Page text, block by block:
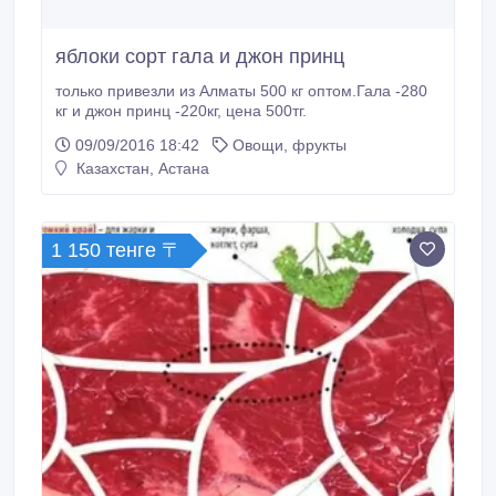
яблоки сорт гала и джон принц
только привезли из Алматы 500 кг оптом.Гала -280
кг и джон принц -220кг, цена 500тг.
09/09/2016 18:42
Овощи, фрукты
Казахстан, Астана
1 150 тенге 〒